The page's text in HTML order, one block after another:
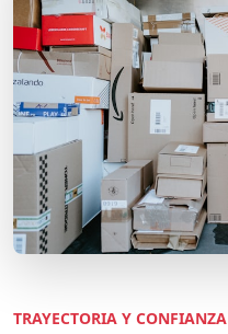
TRAYECTORIA Y CONFIANZA